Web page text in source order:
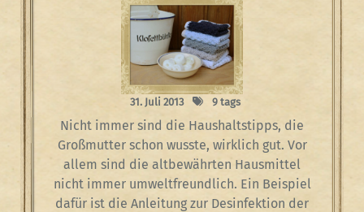
31. Juli 2013 9 tags
Nicht immer sind die Haushaltstipps, die
Großmutter schon wusste, wirklich gut. Vor
allem sind die altbewährten Hausmittel
nicht immer umweltfreundlich. Ein Beispiel
dafür ist die Anleitung zur Desinfektion der